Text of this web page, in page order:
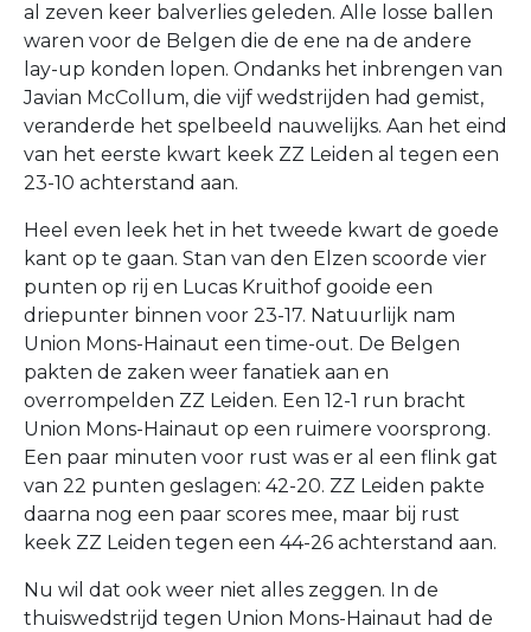
al zeven keer balverlies geleden. Alle losse ballen
waren voor de Belgen die de ene na de andere
lay-up konden lopen. Ondanks het inbrengen van
Javian McCollum, die vijf wedstrijden had gemist,
veranderde het spelbeeld nauwelijks. Aan het eind
van het eerste kwart keek ZZ Leiden al tegen een
23-10 achterstand aan.
Heel even leek het in het tweede kwart de goede
kant op te gaan. Stan van den Elzen scoorde vier
punten op rij en Lucas Kruithof gooide een
driepunter binnen voor 23-17. Natuurlijk nam
Union Mons-Hainaut een time-out. De Belgen
pakten de zaken weer fanatiek aan en
overrompelden ZZ Leiden. Een 12-1 run bracht
Union Mons-Hainaut op een ruimere voorsprong.
Een paar minuten voor rust was er al een flink gat
van 22 punten geslagen: 42-20. ZZ Leiden pakte
daarna nog een paar scores mee, maar bij rust
keek ZZ Leiden tegen een 44-26 achterstand aan.
Nu wil dat ook weer niet alles zeggen. In de
thuiswedstrijd tegen Union Mons-Hainaut had de